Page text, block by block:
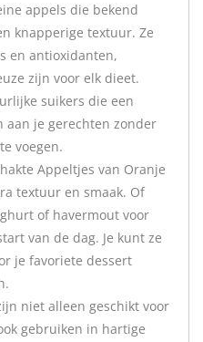
appels die bekend
knapperige textuur. Ze
en antioxidanten,
zijn voor elk dieet.
suikers die een
aan je gerechten zonder
voegen.
Appeltjes van Oranje
textuur en smaak. Of
of havermout voor
van de dag. Je kunt ze
je favoriete dessert
niet alleen geschikt voor
gebruiken in hartige